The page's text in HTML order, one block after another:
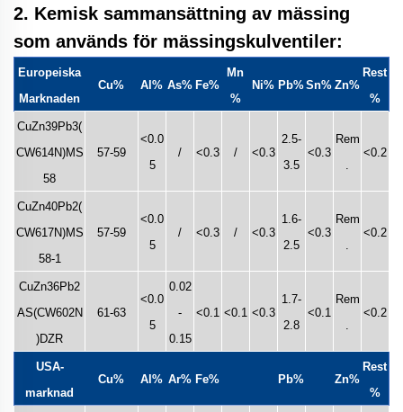
2. Kemisk sammansättning av mässing
som används för mässingskulventiler:
Europeiska
Marknaden
Cu% Al% As% Fe%
Mn
%
Ni% Pb%Sn% Zn%
Rest
%
CuZn39Pb3(
CW614N)MS
58
57-59
<0.0
5
/ <0.3 / <0.3
2.5-
3.5
<0.3
Rem
<0.2
CuZn40Pb2(
CW617N)MS
58-1
57-59
<0.0
5
/ <0.3 / <0.3
1.6-
2.5
<0.3
Rem
<0.2
CuZn36Pb2
AS(CW602N
)DZR
61-63
<0.0
5
0.02
-
0.15
<0.1 <0.1 <0.3
1.7-
2.8
<0.1
Rem
<0.2
USA-
marknad
Cu% Al% Ar% Fe% Pb% Zn%
Rest
%